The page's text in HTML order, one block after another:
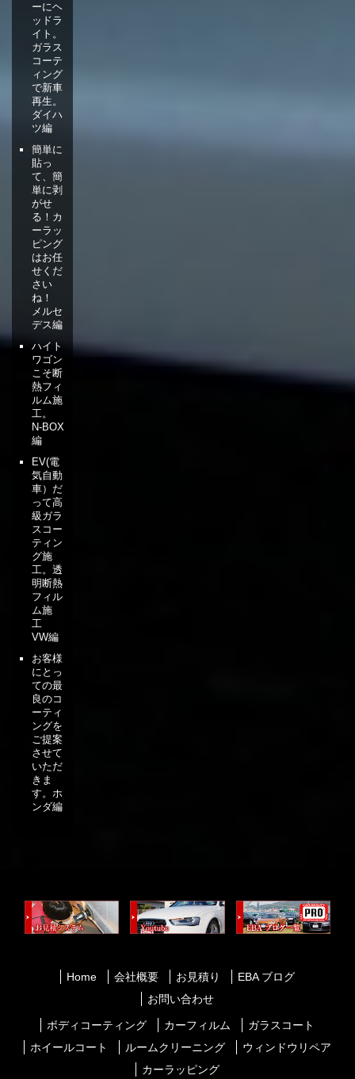
ーにヘ
ッドラ
イト。
ガラス
コーテ
ィング
で新車
再生。
ダイハ
ツ編
簡単に
貼っ
て、簡
単に剥
がせ
る！カ
ーラッ
ピング
はお任
せくだ
さい
ね！
メルセ
デス編
ハイト
ワゴン
こそ断
熱フィ
ルム施
工。
N-BOX
編
EV(電
気自動
車）だ
って高
級ガラ
スコー
ティン
グ施
工。透
明断熱
フィル
ム施
工
VW編
お客様
にとっ
ての最
良のコ
ーティ
ングを
ご提案
させて
いただ
きま
す。ホ
ンダ編
Home 会社概要 お見積り
EBA ブログ
お問い合わせ
ボディコーティング カーフィルム
ガラスコート
ホイールコート
ルームクリーニング
ウィンドウリペア
カーラッピング